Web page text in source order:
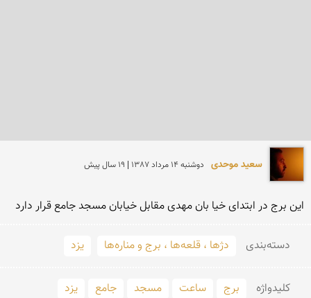
سعید موحدی دوشنبه 14 مرداد 1387 | 19 سال پیش
این برج در ابتدای خیا بان مهدی مقابل خیابان مسجد جامع قرار دارد
دسته‌بندی دژها ، قلعه‌ها ، برج و مناره‌ها یزد
کلید‌واژه برج ساعت مسجد جامع یزد